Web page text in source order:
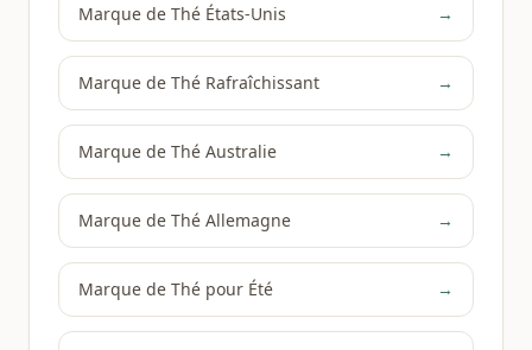
Marque de Thé États-Unis →
Marque de Thé Rafraîchissant →
Marque de Thé Australie →
Marque de Thé Allemagne →
Marque de Thé pour Été →